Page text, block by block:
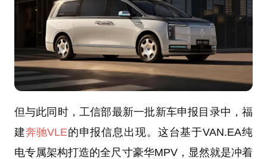
但与此同时，工信部最新一批新车申报目录中，福
建奔驰VLE的申报信息出现。这台基于VAN.EA纯
电专属架构打造的全尺寸豪华MPV，显然就是冲着